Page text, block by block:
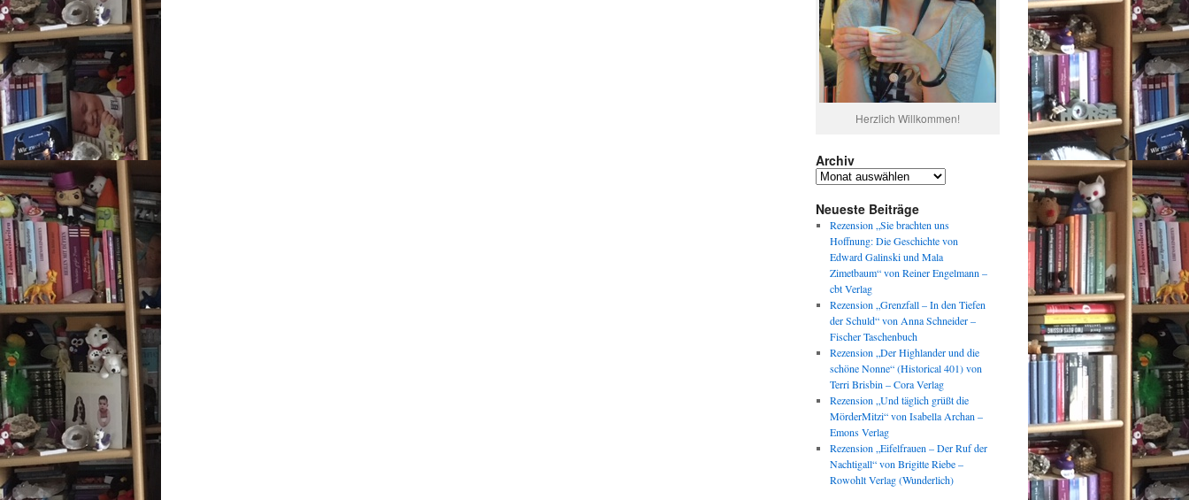
Herzlich Willkommen!
Archiv
Archiv
Neueste Beiträge
Rezension „Sie brachten uns
Hoffnung: Die Geschichte von
Edward Galinski und Mala
Zimetbaum“ von Reiner Engelmann –
cbt Verlag
Rezension „Grenzfall – In den Tiefen
der Schuld“ von Anna Schneider –
Fischer Taschenbuch
Rezension „Der Highlander und die
schöne Nonne“ (Historical 401) von
Terri Brisbin – Cora Verlag
Rezension „Und täglich grüßt die
MörderMitzi“ von Isabella Archan –
Emons Verlag
Rezension „Eifelfrauen – Der Ruf der
Nachtigall“ von Brigitte Riebe –
Rowohlt Verlag (Wunderlich)